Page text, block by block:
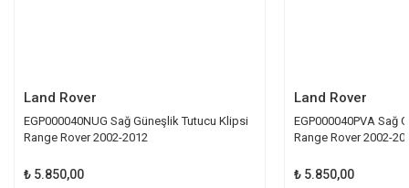
Land Rover
EGP000040NUG Sağ Güneşlik Tutucu Klipsi
Range Rover 2002-2012
₺ 5.850,00
Land Rover
EGP000040PVA Sağ
Range Rover 2002-
₺ 5.850,00